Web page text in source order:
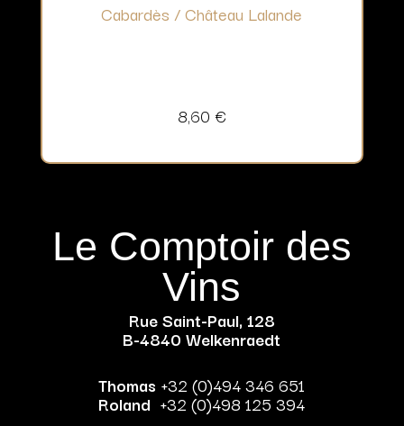
Cabardès / Château Lalande
8,60 €
Le Comptoir des
Vins
Rue Saint-Paul, 128
B-4840 Welkenraedt
Thomas +32 (0)494 346 651
Roland +32 (0)498 125 394